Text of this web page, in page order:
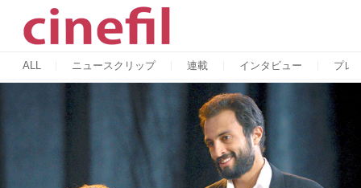
ALL ニュースクリップ 連載 インタビュー プレ